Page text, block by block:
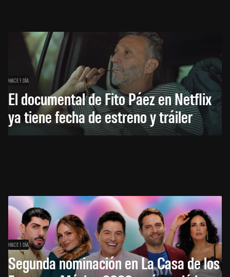
HACE 1 DÍA
El documental de Fito Páez en Netflix
ya tiene fecha de estreno y tráiler
HACE 1 DÍA
Segunda nominación en La Casa de los